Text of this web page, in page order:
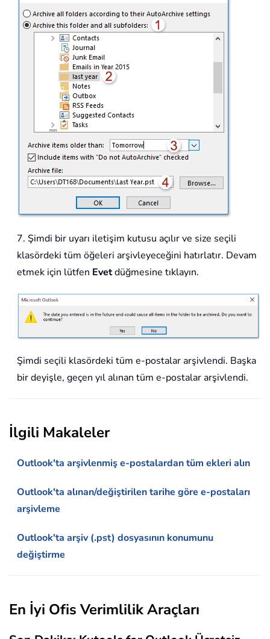
7. Şimdi bir uyarı iletişim kutusu açılır ve size seçili
klasördeki tüm öğeleri arşivleyeceğini hatırlatır. Devam
etmek için lütfen Evetdüğmesine tıklayın.
Şimdi seçili klasördeki tüm e-postalar arşivlendi. Başka
bir deyişle, geçen yıl alınan tüm e-postalar arşivlendi.
İlgili Makaleler
Outlook'ta arşivlenmiş e-postalardan tüm ekleri alın
Outlook'ta alınan/değiştirilen tarihe göre e-postaları
arşivleme
Outlook'ta arşiv (.pst) dosyasının konumunu
değiştirme
En İyi Ofis Verimlilik Araçları